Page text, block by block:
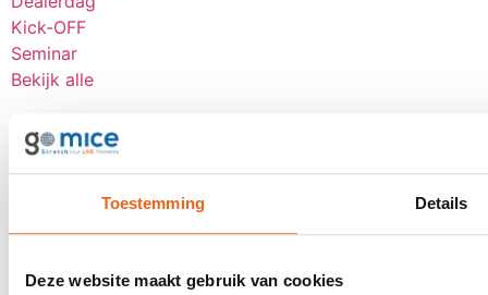
Toestemming Details
Deze website maakt gebruik van cookies
Kick-OFF
Seminar
Bekijk alle
Over goMICE
Blog
Stretch-methode